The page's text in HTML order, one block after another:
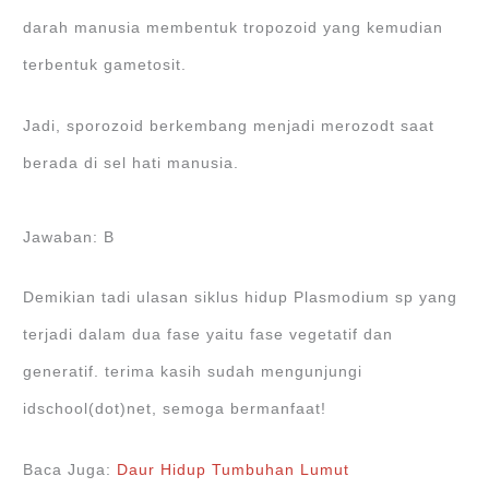
darah manusia membentuk tropozoid yang kemudian
terbentuk gametosit.
Jadi, sporozoid berkembang menjadi merozodt saat
berada di sel hati manusia.
Jawaban: B
Demikian tadi ulasan siklus hidup Plasmodium sp yang
terjadi dalam dua fase yaitu fase vegetatif dan
generatif. terima kasih sudah mengunjungi
idschool(dot)net, semoga bermanfaat!
Baca Juga: Daur Hidup Tumbuhan Lumut